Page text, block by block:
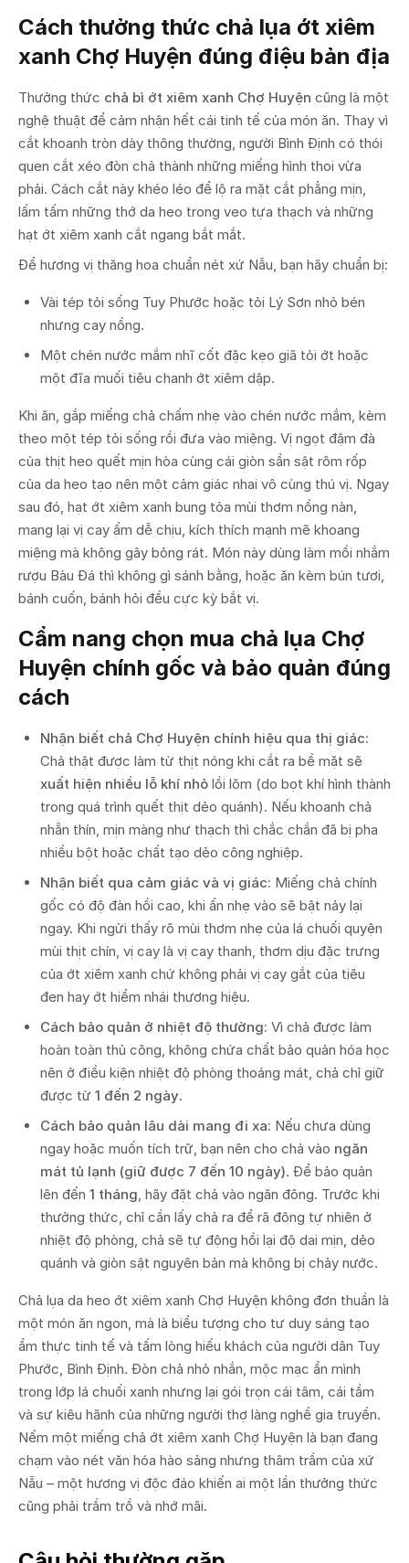
Cách thưởng thức chả lụa ớt xiêm
xanh Chợ Huyện đúng điệu bản địa
Thưởng thức chả bì ớt xiêm xanh Chợ Huyện cũng là một
nghệ thuật để cảm nhận hết cái tinh tế của món ăn. Thay vì
cắt khoanh tròn dày thông thường, người Bình Định có thói
quen cắt xéo đòn chả thành những miếng hình thoi vừa
phải. Cách cắt này khéo léo để lộ ra mặt cắt phẳng mịn,
lấm tấm những thớ da heo trong veo tựa thạch và những
hạt ớt xiêm xanh cắt ngang bắt mắt.
Để hương vị thăng hoa chuẩn nét xứ Nẫu, bạn hãy chuẩn bị:
Vài tép tỏi sống Tuy Phước hoặc tỏi Lý Sơn nhỏ bén
nhưng cay nồng.
Một chén nước mắm nhĩ cốt đặc kẹo giã tỏi ớt hoặc
một đĩa muối tiêu chanh ớt xiêm dập.
Khi ăn, gắp miếng chả chấm nhẹ vào chén nước mắm, kèm
theo một tép tỏi sống rồi đưa vào miệng. Vị ngọt đậm đà
của thịt heo quết mịn hòa cùng cái giòn sần sật rôm rốp
của da heo tạo nên một cảm giác nhai vô cùng thú vị. Ngay
sau đó, hạt ớt xiêm xanh bung tỏa mùi thơm nồng nàn,
mang lại vị cay ấm dễ chịu, kích thích mạnh mẽ khoang
miệng mà không gây bỏng rát. Món này dùng làm mồi nhắm
rượu Bàu Đá thì không gì sánh bằng, hoặc ăn kèm bún tươi,
bánh cuốn, bánh hỏi đều cực kỳ bắt vị.
Cẩm nang chọn mua chả lụa Chợ
Huyện chính gốc và bảo quản đúng
cách
Nhận biết chả Chợ Huyện chính hiệu qua thị giác:
Chả thật được làm từ thịt nóng khi cắt ra bề mặt sẽ
xuất hiện nhiều lỗ khí nhỏ lồi lõm (do bọt khí hình thành
trong quá trình quết thịt dẻo quánh). Nếu khoanh chả
nhẵn thín, mịn màng như thạch thì chắc chắn đã bị pha
nhiều bột hoặc chất tạo dẻo công nghiệp.
Nhận biết qua cảm giác và vị giác: Miếng chả chính
gốc có độ đàn hồi cao, khi ấn nhẹ vào sẽ bật nảy lại
ngay. Khi ngửi thấy rõ mùi thơm nhẹ của lá chuối quyện
mùi thịt chín, vị cay là vị cay thanh, thơm dịu đặc trưng
của ớt xiêm xanh chứ không phải vị cay gắt của tiêu
đen hay ớt hiểm nhái thương hiệu.
Cách bảo quản ở nhiệt độ thường: Vì chả được làm
hoàn toàn thủ công, không chứa chất bảo quản hóa học
nên ở điều kiện nhiệt độ phòng thoáng mát, chả chỉ giữ
được từ 1 đến 2 ngày.
Cách bảo quản lâu dài mang đi xa: Nếu chưa dùng
ngay hoặc muốn tích trữ, bạn nên cho chả vào ngăn
mát tủ lạnh (giữ được 7 đến 10 ngày). Để bảo quản
lên đến 1 tháng, hãy đặt chả vào ngăn đông. Trước khi
thưởng thức, chỉ cần lấy chả ra để rã đông tự nhiên ở
nhiệt độ phòng, chả sẽ tự động hồi lại độ dai mịn, dẻo
quánh và giòn sật nguyên bản mà không bị chảy nước.
Chả lụa da heo ớt xiêm xanh Chợ Huyện không đơn thuần là
một món ăn ngon, mà là biểu tượng cho tư duy sáng tạo
ẩm thực tinh tế và tấm lòng hiếu khách của người dân Tuy
Phước, Bình Định. Đòn chả nhỏ nhắn, mộc mạc ẩn mình
trong lớp lá chuối xanh nhưng lại gói trọn cái tâm, cái tầm
và sự kiêu hãnh của những người thợ làng nghề gia truyền.
Nếm một miếng chả ớt xiêm xanh Chợ Huyện là bạn đang
chạm vào nét văn hóa hào sảng nhưng thâm trầm của xứ
Nẫu – một hương vị độc đáo khiến ai một lần thưởng thức
cũng phải trầm trồ và nhớ mãi.